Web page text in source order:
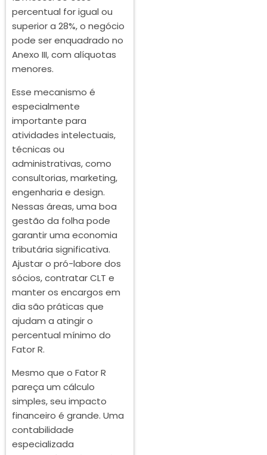
percentual for igual ou
superior a 28%, o negócio
pode ser enquadrado no
Anexo III, com alíquotas
menores.
Esse mecanismo é
especialmente
importante para
atividades intelectuais,
técnicas ou
administrativas, como
consultorias, marketing,
engenharia e design.
Nessas áreas, uma boa
gestão da folha pode
garantir uma economia
tributária significativa.
Ajustar o pró-labore dos
sócios, contratar CLT e
manter os encargos em
dia são práticas que
ajudam a atingir o
percentual mínimo do
Fator R.
Mesmo que o Fator R
pareça um cálculo
simples, seu impacto
financeiro é grande. Uma
contabilidade
especializada